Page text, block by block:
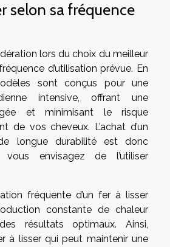
selon sa fréquence
lors du choix du meilleur
d’utilisation prévue. En
sont conçus pour une
intensive, offrant une
et minimisant le risque
de vos cheveux. L’achat d’un
longue durabilité est donc
vous envisagez de l’utiliser
fréquente d’un fer à lisser
constante de chaleur
résultats optimaux. Ainsi,
à lisser qui peut maintenir une